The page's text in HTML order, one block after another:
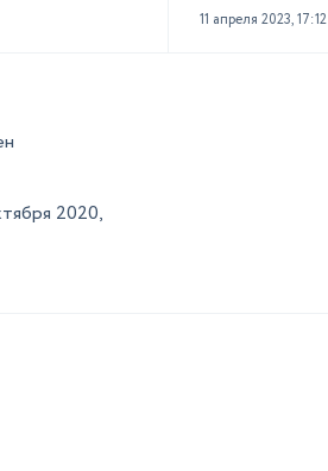
11 апреля 2023, 17:12
2020,